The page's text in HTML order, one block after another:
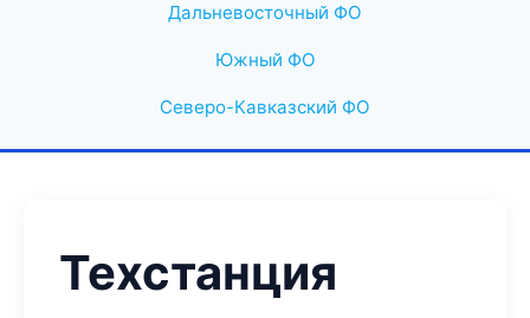
Дальневосточный ФО
Южный ФО
Северо-Кавказский ФО
Техстанция